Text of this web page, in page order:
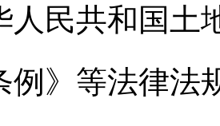
人民共和国
例》等法律法